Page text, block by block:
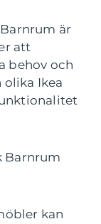
är
att
behov och
olika Ikea
Barnrum
kan